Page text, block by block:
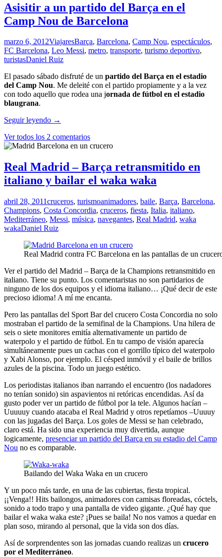
Asisitir a un partido del Barça en el
Camp Nou de Barcelona
marzo 6, 2012ViajaresBarça, Barcelona, Camp Nou, espectáculos,
FC Barcelona, Leo Messi, metro, transporte, turismo deportivo,
turistasDaniel Ruiz
El pasado sábado disfruté de un partido del Barça en el estadio
del Camp Nou. Me deleité con el partido propiamente y a la vez
con todo aquello que rodea una jornada de fútbol en el estadio
blaugrana.
Seguir leyendo Asisitir
un
partido
Barça
en
el
Nou
de
Barcelona
→
Ver todos los 2 comentarios
Real Madrid – Barça retransmitido en
italiano y bailar el waka waka
abril 28, 2011cruceros, turismoanimadores, baile, Barça, Barcelona,
Champions, Costa Concordia, cruceros, fiesta, Italia, italiano,
Mediterráneo, Messi, música, navegantes, Real Madrid, waka
wakaDaniel Ruiz
Real Madrid contra FC Barcelona en las pantallas de un
Ver el partido del Madrid – Barça de la Champions retransmitido en
italiano. Tiene su punto. Los comentaristas no son partidarios de
ninguno de los dos equipos y el idioma italiano… ¡Qué decir de este
precioso idioma! A mí me encanta.
Pero las pantallas del Sport Bar del crucero Costa Concordia no solo
mostraban el partido de la semifinal de la Champions. Una hilera de
seis o siete monitores emitía alternativamente un partido de
waterpolo y el partido de fútbol. En tu campo de visión aparecía
simultáneamente pues un cachas con el gorrillo típico del waterpolo
y Xabi Alonso, por ejemplo. El césped inmóvil y el baile de brillos
azules de la piscina. Todo un juego estético.
Los periodistas italianos iban narrando el encuentro (los nadadores
no tenían sonido) sin aspavientos ni retóricas encendidas. Así da
gusto poder ver un partido de fútbol por la tele. Algunos hacían –
Uuuuuy cuando atacaba el Real Madrid y otros repetíamos –Uuuuy
con las jugadas del Barça. Los goles de Messi se han celebrado,
claro está. Ha sido una experiencia muy divertida, aunque
logicamente, presenciar un partido del Barça en su estadio del Camp
Nou no es comparable.
Bailando del Waka Waka en un crucero
Y un poco más tarde, en una de las cubiertas, fiesta tropical.
¡¡Venga!! Hits bailongos, animadores con camisas floreadas, cóctels,
sonido a todo trapo y una pantalla de video gigante. ¿Qué hay que
bailar el waka waka este? ¡Pues se baila! No nos vamos a quedar en
plan soso, mirando al personal, que la vida son dos días.
Así de sorprendentes son las jornadas cuando realizas un crucero
por el Mediterráneo.